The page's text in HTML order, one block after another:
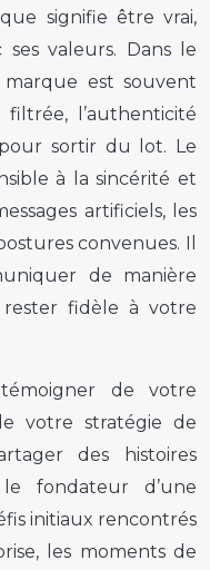
signifie être vrai,
valeurs. Dans le
est souvent
l’authenticité
sortir du lot. Le
à la sincérité et
artificiels, les
convenues. Il
de manière
fidèle à votre
de votre
votre stratégie de
des histoires
fondateur d’une
initiaux rencontrés
les moments de